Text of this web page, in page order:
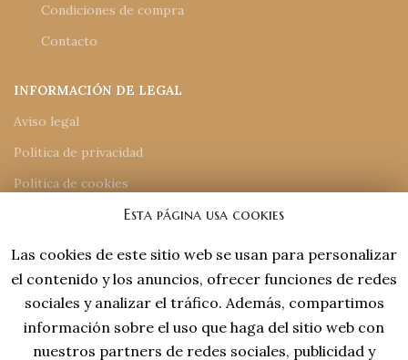
Condiciones de compra
Contacto
INFORMACIÓN DE LEGAL
Aviso legal
Política de privacidad
Política de cookies
Mapa del sitio
INFORMACIÓN DE CONTACTO
918 77 48 18
tiendaonline@laviejaespana.com
Esta página usa cookies
Las cookies de este sitio web se usan para personalizar
el contenido y los anuncios, ofrecer funciones de redes
sociales y analizar el tráfico. Además, compartimos
información sobre el uso que haga del sitio web con
nuestros partners de redes sociales, publicidad y